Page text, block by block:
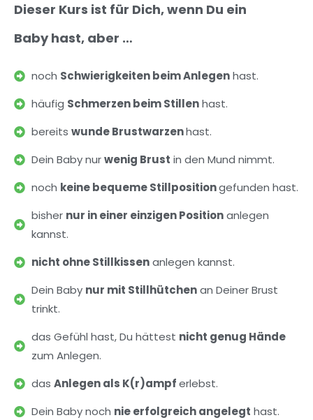
Dieser Kurs ist für Dich, wenn Du ein
Baby hast, aber …
noch Schwierigkeiten beim Anlegenhast.
häufig Schmerzen beim Stillenhast.
bereits wunde Brustwarzenhast.
Dein Baby nurwenig Brust in den Mund nimmt.
noch keine bequeme Stillpositiongefunden hast.
bisher nur in einer einzigen Positionanlegen
kannst.
nicht ohne Stillkissenanlegen kannst.
Dein Baby nur mit Stillhütchenan Deiner Brust
trinkt.
das Gefühl hast, Du hättest nicht genug Hände
zum Anlegen.
das Anlegen als K(r)ampferlebst.
Dein Baby noch nie erfolgreich angelegt hast.